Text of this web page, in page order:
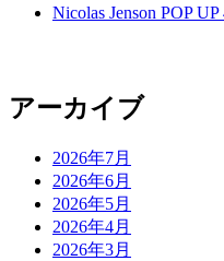
Nicolas Jenson POP
アーカイブ
2026年7月
2026年6月
2026年5月
2026年4月
2026年3月